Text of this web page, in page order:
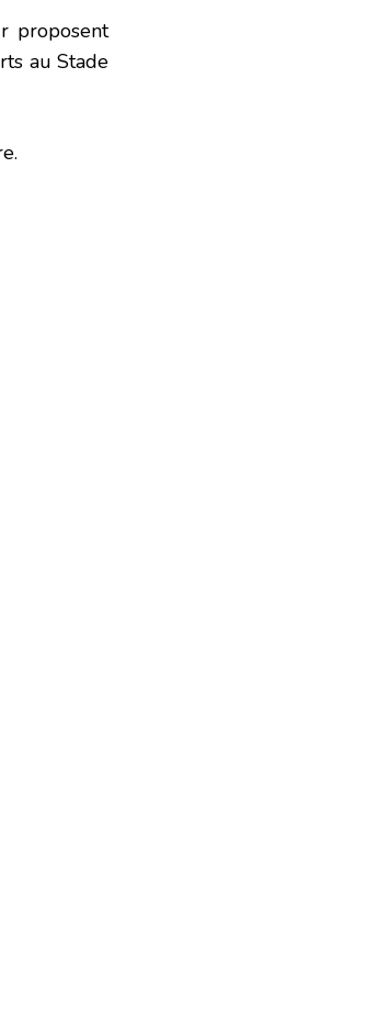
proposent
au Stade